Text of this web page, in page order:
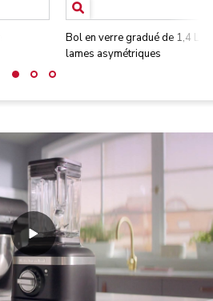
Bol en verre gradué de 1,4 L
lames asymétriques